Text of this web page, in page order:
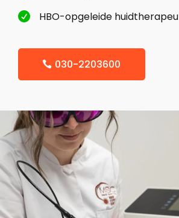
 HBO-opgeleide
030-2203600